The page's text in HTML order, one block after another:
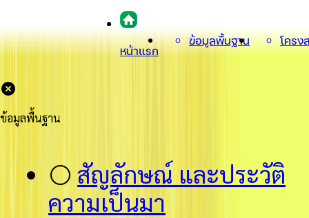
หน้าแรก
ข้อมูลพื้นฐาน โครง
ข้อมูลพื้นฐาน
⚪ สัญลักษณ์ และประวัติ
ความเป็นมา